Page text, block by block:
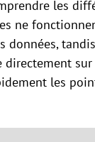
les
ne
les